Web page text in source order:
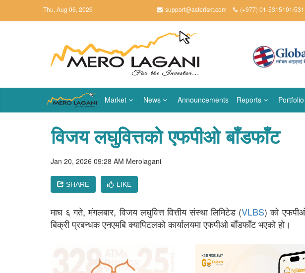
Thu, Aug 06, 2026 support@asteriskt.com (+977) 01-5315101/
Market News Announcements Reports Portfolio
विजय लघुवित्तको एफपीओ बाँडफाँट
Jan 20, 2026 09:28 AM Merolagani
SHARE LIKE
माघ ६ गते, मंगलबार, विजय लघुवित्त वित्तीय संस्था लिमिटेड (VLBS) को
बिक्री प्रबन्धक एनएमबि क्यापिटलको कार्यालयमा एफपीओ बाँडफाँट भएको हो।